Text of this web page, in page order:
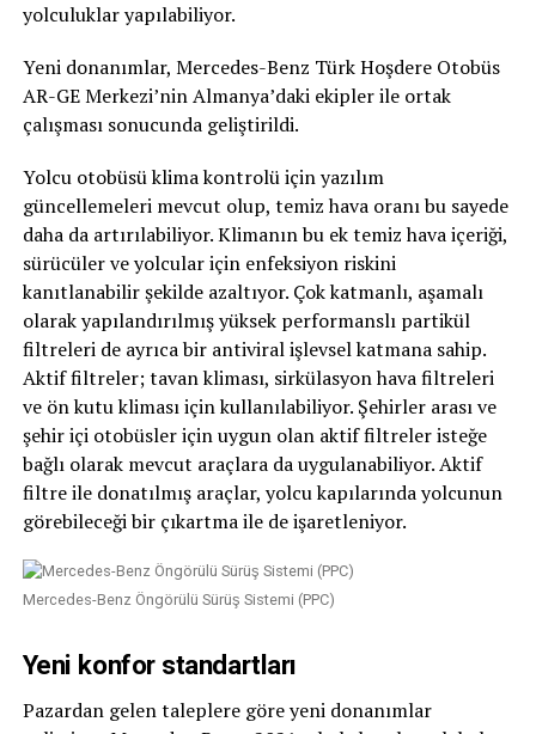
yolculuklar yapılabiliyor.
Yeni donanımlar, Mercedes-Benz Türk Hoşdere Otobüs
AR-GE Merkezi’nin Almanya’daki ekipler ile ortak
çalışması sonucunda geliştirildi.
Yolcu otobüsü klima kontrolü için yazılım
güncellemeleri mevcut olup, temiz hava oranı bu sayede
daha da artırılabiliyor. Klimanın bu ek temiz hava içeriği,
sürücüler ve yolcular için enfeksiyon riskini
kanıtlanabilir şekilde azaltıyor. Çok katmanlı, aşamalı
olarak yapılandırılmış yüksek performanslı partikül
filtreleri de ayrıca bir antiviral işlevsel katmana sahip.
Aktif filtreler; tavan kliması, sirkülasyon hava filtreleri
ve ön kutu kliması için kullanılabiliyor. Şehirler arası ve
şehir içi otobüsler için uygun olan aktif filtreler isteğe
bağlı olarak mevcut araçlara da uygulanabiliyor. Aktif
filtre ile donatılmış araçlar, yolcu kapılarında yolcunun
görebileceği bir çıkartma ile de işaretleniyor.
Mercedes-Benz Öngörülü Sürüş Sistemi (PPC)
Yeni konfor standartları
Pazardan gelen taleplere göre yeni donanımlar